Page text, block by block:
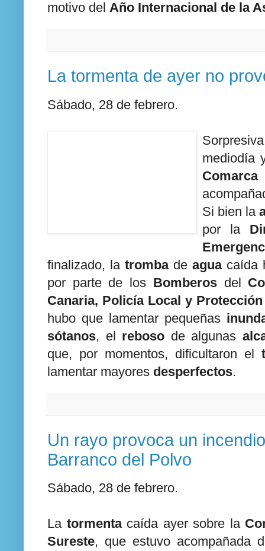
motivo del Año Internacional de la
La tormenta de ayer no
Sábado, 28 de febrero.
mediodía
Si bien la
por la
finalizado, la trombade aguacaída
por parte de los Bomberosdel
Canaria, Policía Local y
hubo que lamentar pequeñas
sótanos, el reboso de algunas
que, por momentos, dificultaron el
lamentar mayores desperfectos.
Un rayo provoca un
Barranco del Polvo
Sábado, 28 de febrero.
La tormentacaída ayer sobre la
Sureste, que estuvo acompañada